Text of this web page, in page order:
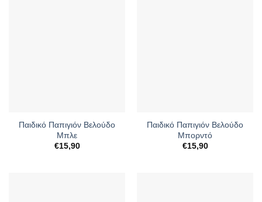
Παιδικό Παπιγιόν Βελούδο
Μπλε
€15,90
Παιδικό Παπιγιόν Βελούδο
Μπορντό
€15,90